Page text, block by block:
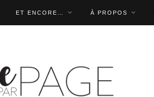
ET ENCORE… À PROPOS